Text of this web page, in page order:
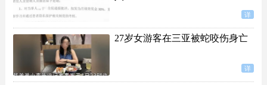
详
27岁女游客在三亚被蛇咬伤身亡
详